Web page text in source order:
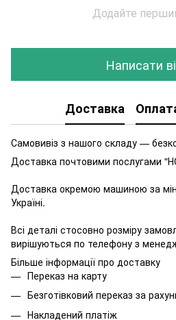
Додайте
Написати
Доставка
Самовивіз з нашого складу —
Доставка почтовими послугами
Доставка окремою машиною за
Україні.
Всі деталі стосовно розміру
вирішуються по телефону з
Більше інформації про доставку
Переказ на карту
Безготівковий переказ за
Накладений платіж